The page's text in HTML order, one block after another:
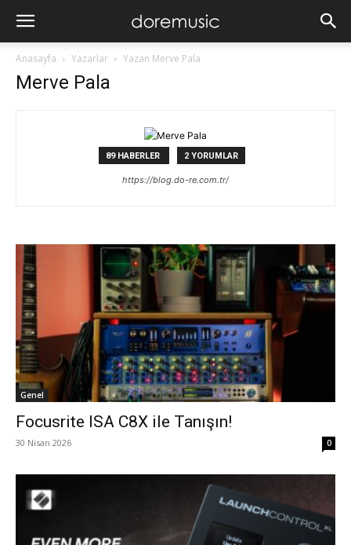
Anasayfa Yazarlar Yazan Merve Pala
Merve Pala
89 HABERLER 2 YORUMLAR
https://blog.do-re.com.tr/
Genel
Focusrite ISA C8X ile Tanışın!
30 Nisan 2026 0